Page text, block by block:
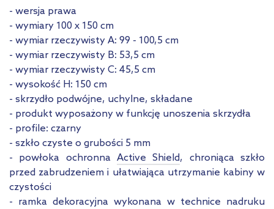
- wersja prawa
- wymiary 100 x 150 cm
- wymiar rzeczywisty A: 99 - 100,5 cm
- wymiar rzeczywisty B: 53,5 cm
- wymiar rzeczywisty C: 45,5 cm
- wysokość H: 150 cm
- skrzydło podwójne, uchylne, składane
- produkt wyposażony w funkcję unoszenia skrzydła
- profile: czarny
- szkło czyste o grubości 5 mm
- powłoka ochronna Active Shield, chroniąca szkło
przed zabrudzeniem i ułatwiająca utrzymanie kabiny w
czystości
- ramka dekoracyjna wykonana w technice nadruku